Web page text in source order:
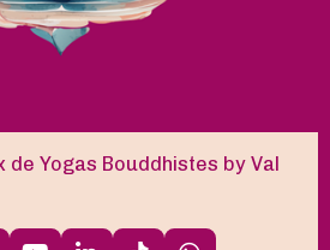
de Yogas Bouddhistes by Val